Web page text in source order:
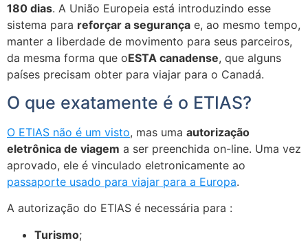
180 dias. A União Europeia está introduzindo esse
sistema para reforçar a segurança e, ao mesmo tempo,
manter a liberdade de movimento para seus parceiros,
da mesma forma que oESTA canadense, que alguns
países precisam obter para viajar para o Canadá.
O que exatamente é o ETIAS?
O ETIAS não é um visto, mas uma autorização
eletrônica de viagem a ser preenchida on-line. Uma vez
aprovado, ele é vinculado eletronicamente ao
passaporte usado para viajar para a Europa.
A autorização do ETIAS é necessária para :
Turismo;